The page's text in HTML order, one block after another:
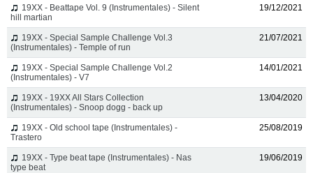
19XX - Beattape Vol. 9 (Instrumentales) - Silent
hill martian
19/12/2021
19XX - Special Sample Challenge Vol.3
(Instrumentales) - Temple of run
21/07/2021
19XX - Special Sample Challenge Vol.2
(Instrumentales) - V7
14/01/2021
19XX - 19XX All Stars Collection
(Instrumentales) - Snoop dogg - back up
13/04/2020
19XX - Old school tape (Instrumentales) -
Trastero
25/08/2019
19XX - Type beat tape (Instrumentales) - Nas
type beat
19/06/2019